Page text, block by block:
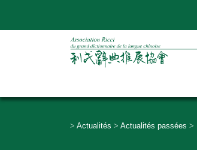
> Actualités > Actualités passées >